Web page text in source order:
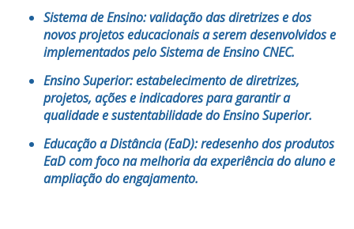
Sistema de Ensino:validação das diretrizes e dos
novos projetos educacionais a serem desenvolvidos e
implementados pelo Sistema de Ensino CNEC.
Ensino Superior:estabelecimento de diretrizes,
projetos, ações e indicadores para garantir a
qualidade e sustentabilidade do Ensino Superior.
Educação a Distância (EaD):redesenho dos produtos
EaD com foco na melhoria da experiência do aluno e
ampliação do engajamento.